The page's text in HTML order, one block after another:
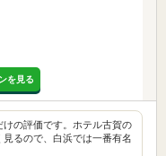
を見る
の評価です。ホテル古賀の
るので、白浜では一番有名